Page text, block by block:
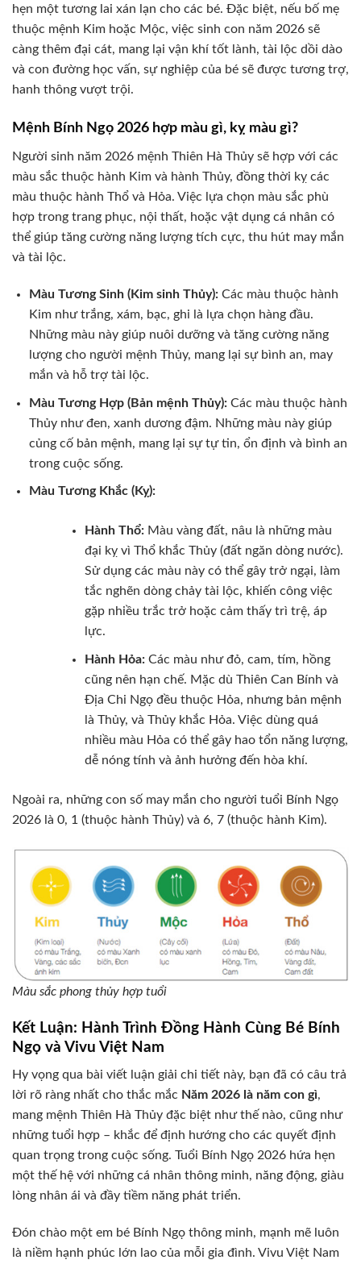
hẹn một tương lai xán lạn cho các bé. Đặc biệt, nếu bố mẹ
thuộc mệnh Kim hoặc Mộc, việc sinh con năm 2026 sẽ
càng thêm đại cát, mang lại vận khí tốt lành, tài lộc dồi dào
và con đường học vấn, sự nghiệp của bé sẽ được tương trợ,
hanh thông vượt trội.
Mệnh Bính Ngọ 2026 hợp màu gì, kỵ màu gì?
Người sinh năm 2026 mệnh Thiên Hà Thủy sẽ hợp với các
màu sắc thuộc hành Kim và hành Thủy, đồng thời kỵ các
màu thuộc hành Thổ và Hỏa. Việc lựa chọn màu sắc phù
hợp trong trang phục, nội thất, hoặc vật dụng cá nhân có
thể giúp tăng cường năng lượng tích cực, thu hút may mắn
và tài lộc.
Màu Tương Sinh (Kim sinh Thủy):Các màu thuộc hành
Kim như trắng, xám, bạc, ghi là lựa chọn hàng đầu.
Những màu này giúp nuôi dưỡng và tăng cường năng
lượng cho người mệnh Thủy, mang lại sự bình an, may
mắn và hỗ trợ tài lộc.
Màu Tương Hợp (Bản mệnh Thủy):Các màu thuộc hành
Thủy như đen, xanh dương đậm. Những màu này giúp
củng cố bản mệnh, mang lại sự tự tin, ổn định và bình an
trong cuộc sống.
Màu Tương Khắc (Kỵ):
Hành Thổ:Màu vàng đất, nâu là những màu
đại kỵ vì Thổ khắc Thủy (đất ngăn dòng nước).
Sử dụng các màu này có thể gây trở ngại, làm
tắc nghẽn dòng chảy tài lộc, khiến công việc
gặp nhiều trắc trở hoặc cảm thấy trì trệ, áp
lực.
Hành Hỏa:Các màu như đỏ, cam, tím, hồng
cũng nên hạn chế. Mặc dù Thiên Can Bính và
Địa Chi Ngọ đều thuộc Hỏa, nhưng bản mệnh
là Thủy, và Thủy khắc Hỏa. Việc dùng quá
nhiều màu Hỏa có thể gây hao tổn năng lượng,
dễ nóng tính và ảnh hưởng đến hòa khí.
Ngoài ra, những con số may mắn cho người tuổi Bính Ngọ
2026 là 0, 1 (thuộc hành Thủy) và 6, 7 (thuộc hành Kim).
Màu sắc phong thủy hợp tuổi
Kết Luận: Hành Trình Đồng Hành Cùng Bé Bính
Ngọ và Vivu Việt Nam
Hy vọng qua bài viết luận giải chi tiết này, bạn đã có câu trả
lời rõ ràng nhất cho thắc mắc Năm 2026 là năm con gì,
mang mệnh Thiên Hà Thủy đặc biệt như thế nào, cũng như
những tuổi hợp – khắc để định hướng cho các quyết định
quan trọng trong cuộc sống. Tuổi Bính Ngọ 2026 hứa hẹn
một thế hệ với những cá nhân thông minh, năng động, giàu
lòng nhân ái và đầy tiềm năng phát triển.
Đón chào một em bé Bính Ngọ thông minh, mạnh mẽ luôn
là niềm hạnh phúc lớn lao của mỗi gia đình. Vivu Việt Nam